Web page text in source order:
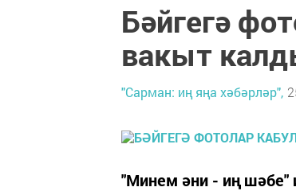
Бәйгегә
вакыт
"Сарман: иң яңа хәбәрләр",
"Минем әни - иң шәбе"